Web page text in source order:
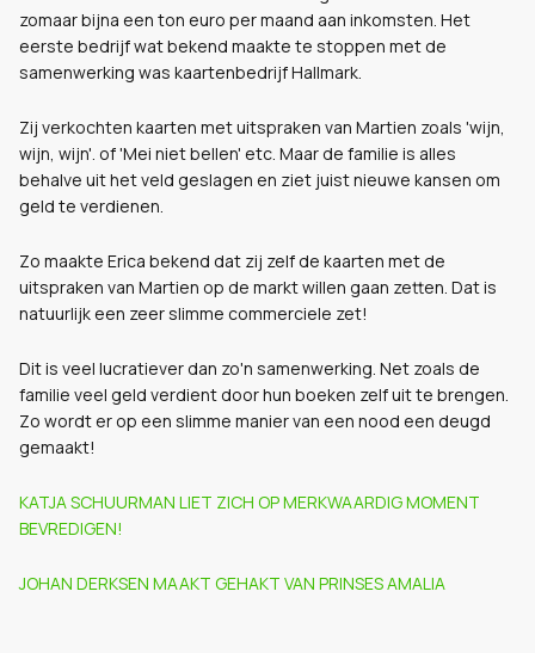
zomaar bijna een ton euro per maand aan inkomsten. Het
eerste bedrijf wat bekend maakte te stoppen met de
samenwerking was kaartenbedrijf Hallmark.
Zij verkochten kaarten met uitspraken van Martien zoals 'wijn,
wijn, wijn'. of 'Mei niet bellen' etc. Maar de familie is alles
behalve uit het veld geslagen en ziet juist nieuwe kansen om
geld te verdienen.
Zo maakte Erica bekend dat zij zelf de kaarten met de
uitspraken van Martien op de markt willen gaan zetten. Dat is
natuurlijk een zeer slimme commerciele zet!
Dit is veel lucratiever dan zo'n samenwerking. Net zoals de
familie veel geld verdient door hun boeken zelf uit te brengen.
Zo wordt er op een slimme manier van een nood een deugd
gemaakt!
KATJA SCHUURMAN LIET ZICH OP MERKWAARDIG MOMENT
BEVREDIGEN!
JOHAN DERKSEN MAAKT GEHAKT VAN PRINSES AMALIA